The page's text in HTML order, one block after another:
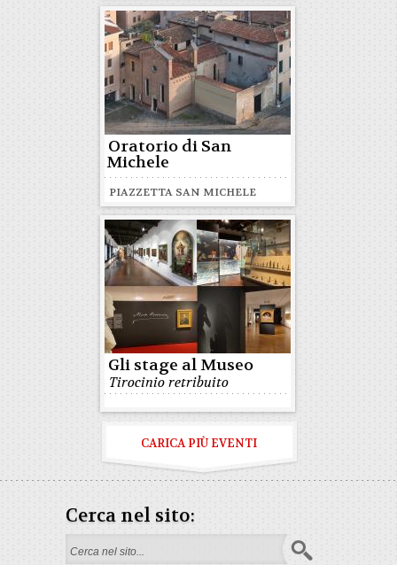
Oratorio di San
Michele
PIAZZETTA SAN MICHELE
Gli stage al Museo
Tirocinio retribuito
CARICA PIÙ EVENTI
Cerca nel sito:
Form di ricerca